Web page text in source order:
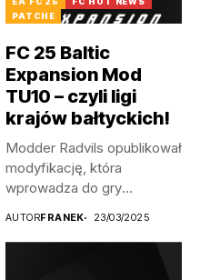
PATCHE
FC 25 Baltic
Expansion Mod
TU10 – czyli ligi
krajów bałtyckich!
Modder Radvils opublikował
modyfikację, która
wprowadza do gry
AUTORFRANEK 23/03/2025